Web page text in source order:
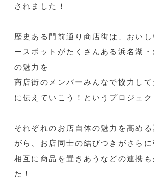
されました！
歴史ある門前通り商店街は、おい
ースポットがたくさんある浜名湖
の魅力を
商店街のメンバーみんなで協力して
に伝えていこう！というプロジェ
それぞれのお店自体の魅力を高め
がら、お店同士の結びつきがさらに
相互に商品を置きあうなどの連携も
た！